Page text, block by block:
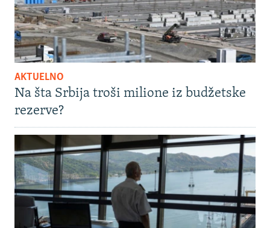
AKTUELNO
Na šta Srbija troši milione iz budžetske
rezerve?